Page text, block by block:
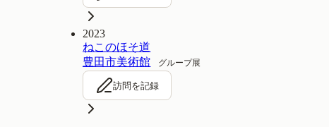
2023
ねこのほそ道
豊田市美術館
グループ展
訪問を記録